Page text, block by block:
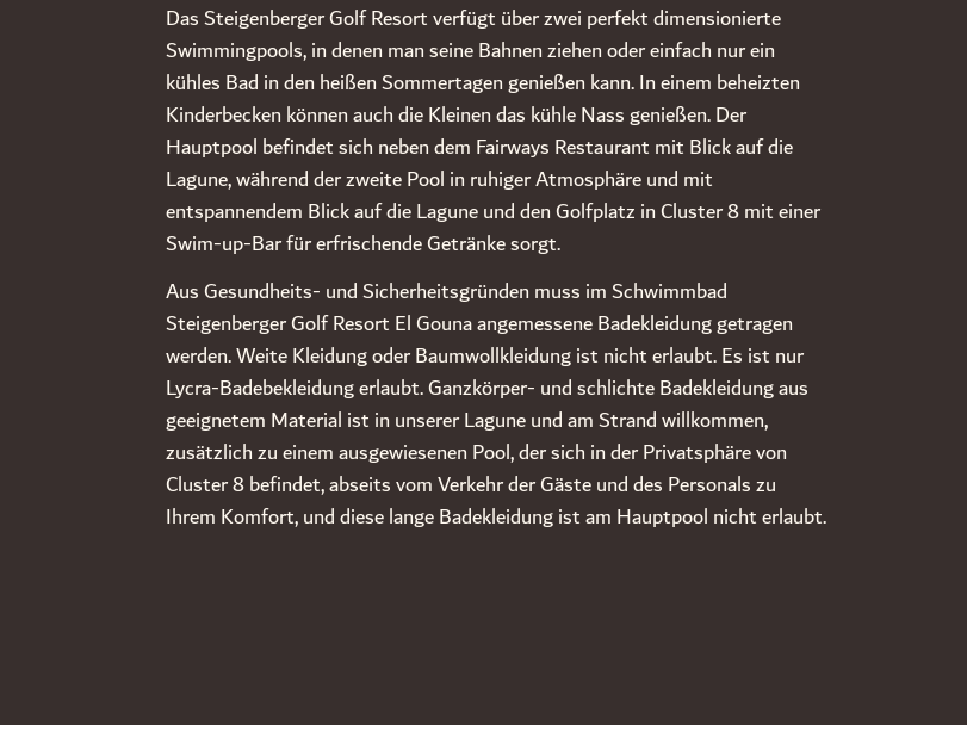
Das Steigenberger Golf Resort verfügt über zwei perfekt dimensionierte
Swimmingpools, in denen man seine Bahnen ziehen oder einfach nur ein
kühles Bad in den heißen Sommertagen genießen kann. In einem beheizten
Kinderbecken können auch die Kleinen das kühle Nass genießen. Der
Hauptpool befindet sich neben dem Fairways Restaurant mit Blick auf die
Lagune, während der zweite Pool in ruhiger Atmosphäre und mit
entspannendem Blick auf die Lagune und den Golfplatz in Cluster 8 mit einer
Swim-up-Bar für erfrischende Getränke sorgt.
Aus Gesundheits- und Sicherheitsgründen muss im Schwimmbad
Steigenberger Golf Resort El Gouna angemessene Badekleidung getragen
werden. Weite Kleidung oder Baumwollkleidung ist nicht erlaubt. Es ist nur
Lycra-Badebekleidung erlaubt. Ganzkörper- und schlichte Badekleidung aus
geeignetem Material ist in unserer Lagune und am Strand willkommen,
zusätzlich zu einem ausgewiesenen Pool, der sich in der Privatsphäre von
Cluster 8 befindet, abseits vom Verkehr der Gäste und des Personals zu
Ihrem Komfort, und diese lange Badekleidung ist am Hauptpool nicht erlaubt.